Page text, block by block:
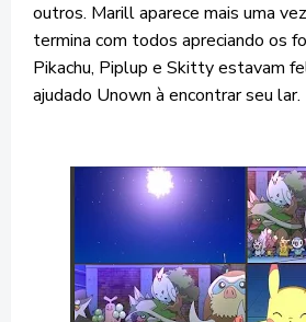
outros. Marill aparece mais uma
termina com todos apreciando os
Pikachu, Piplup e Skitty estavam
ajudado Unown à encontrar seu lar.